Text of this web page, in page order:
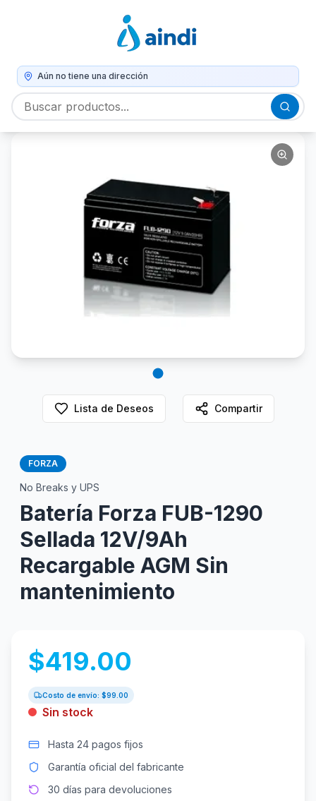
Aún no tiene una dirección
Lista de Deseos Compartir
FORZA
No Breaks y UPS
Batería Forza FUB-1290
Sellada 12V/9Ah
Recargable AGM Sin
mantenimiento
$419.00
Costo de envío: $99.00
Sin stock
Hasta 24 pagos fijos
Garantía oficial del fabricante
30 días para devoluciones